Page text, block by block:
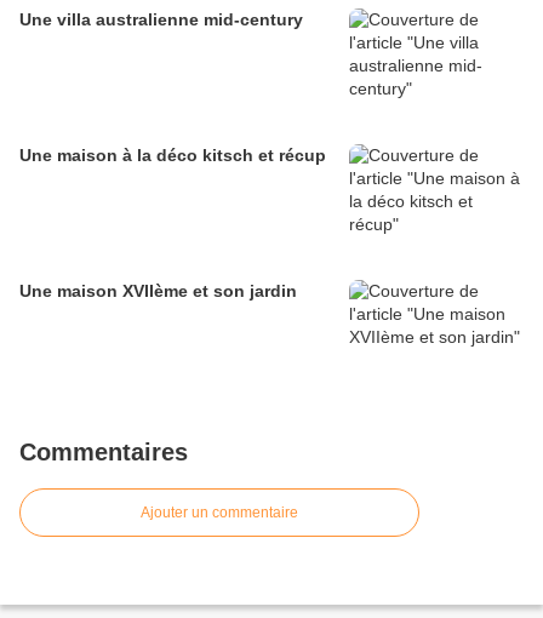
Une villa australienne mid-century
Une maison à la déco kitsch et récup
Une maison XVIIème et son jardin
Commentaires
Ajouter un commentaire